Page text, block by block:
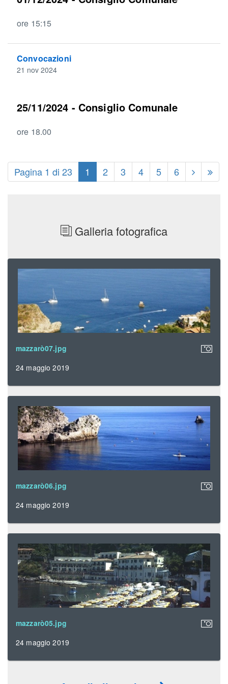
ore 15:15
Convocazioni
21 nov 2024
25/11/2024 - Consiglio Comunale
ore 18.00
Pagina 1 di 23 1 2 3 4 5 6
Galleria fotografica
mazzarò07.jpg
24 maggio 2019
mazzarò06.jpg
24 maggio 2019
mazzarò05.jpg
24 maggio 2019